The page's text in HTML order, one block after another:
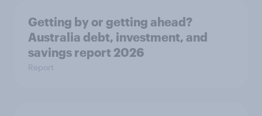
Getting by or getting ahead?
Australia debt, investment, and
savings report 2026
Report